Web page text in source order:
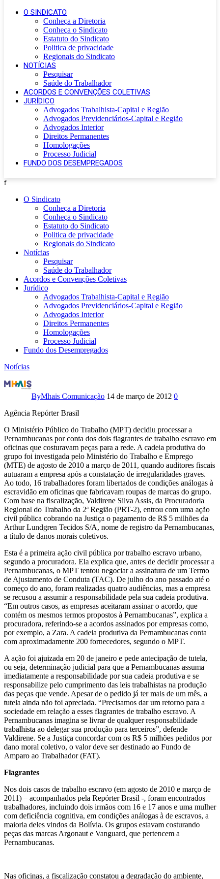
O SINDICATO
Conheça a Diretoria
Conheça o Sindicato
Estatuto do Sindicato
Politica de privacidade
Regionais do Sindicato
NOTÍCIAS
Pesquisar
Saúde do Trabalhador
ACORDOS E CONVENÇÕES COLETIVAS
JURÍDICO
Advogados Trabalhista-Capital e Região
Advogados Previdenciários-Capital e Região
Advogados Interior
Direitos Permanentes
Homologações
Processo Judicial
FUNDO DOS DESEMPREGADOS
f
O Sindicato
Conheça a Diretoria
Conheça o Sindicato
Estatuto do Sindicato
Politica de privacidade
Regionais do Sindicato
Notícias
Pesquisar
Saúde do Trabalhador
Acordos e Convenções Coletivas
Jurídico
Advogados Trabalhista-Capital e Região
Advogados Previdenciários-Capital e Região
Advogados Interior
Direitos Permanentes
Homologações
Processo Judicial
Fundo dos Desempregados
Notícias
MPT
processa
Pernambucanas
e
pede
R$
5
milhões
por
exploração
de
escravos
ByMhais Comunicação 14 de março de 2012 0
Agência Repórter Brasil
O Ministério Público do Trabalho (MPT) decidiu processar a
Pernambucanas por conta dos dois flagrantes de trabalho escravo em
oficinas que costuravam peças para a rede. A cadeia produtiva do
grupo foi investigada pelo Ministério do Trabalho e Emprego
(MTE) de agosto de 2010 a março de 2011, quando auditores fiscais
autuaram a empresa após a constatação de irregularidades graves.
Ao todo, 16 trabalhadores foram libertados de condições análogas à
escravidão em oficinas que fabricavam roupas de marcas do grupo.
Com base na fiscalização, Valdirene Silva Assis, da Procuradoria
Regional do Trabalho da 2ª Região (PRT-2), entrou com uma ação
civil pública cobrando na Justiça o pagamento de R$ 5 milhões da
Arthur Lundgren Tecidos S/A, nome de registro da Pernambucanas,
a título de danos morais coletivos.
Esta é a primeira ação civil pública por trabalho escravo urbano,
segundo a procuradora. Ela explica que, antes de decidir processar a
Pernambucanas, o MPT tentou negociar a assinatura de um Termo
de Ajustamento de Conduta (TAC). De julho do ano passado até o
começo do ano, foram realizadas quatro audiências, mas a empresa
se recusou a assumir a responsabilidade pela sua cadeia produtiva.
“Em outros casos, as empresas aceitaram assinar o acordo, que
contém os mesmos termos propostos à Pernambucanas”, explica a
procuradora, referindo-se a acordos assinados por empresas como,
por exemplo, a Zara. A cadeia produtiva da Pernambucanas conta
com aproximadamente 200 fornecedores, segundo o MPT.
A ação foi ajuizada em 20 de janeiro e pede antecipação de tutela,
ou seja, determinação judicial para que a Pernambucanas assuma
imediatamente a responsabilidade por sua cadeia produtiva e se
responsabilize pelo cumprimento das leis trabalhistas na produção
das peças que vende. Apesar de o pedido já ter mais de um mês, a
tutela ainda não foi apreciada. “Precisamos dar um retorno para a
sociedade em relação a esses flagrantes de trabalho escravo. A
Pernambucanas imagina se livrar de qualquer responsabilidade
trabalhista ao delegar sua produção para terceiros”, defende
Valdirene. Se a Justiça concordar com os R$ 5 milhões pedidos por
dano moral coletivo, o valor deve ser destinado ao Fundo de
Amparo ao Trabalhador (FAT).
Flagrantes
Nos dois casos de trabalho escravo (em agosto de 2010 e março de
2011) – acompanhados pela Repórter Brasil -, foram encontrados
trabalhadores, incluindo dois irmãos com 16 e 17 anos e uma mulher
com deficiência cognitiva, em condições análogas à de escravos, a
maioria deles vindos da Bolívia. Os grupos estavam costurando
peças das marcas Argonaut e Vanguard, que pertencem a
Pernambucanas.
Nas oficinas, a fiscalização constatou a degradação do ambiente,